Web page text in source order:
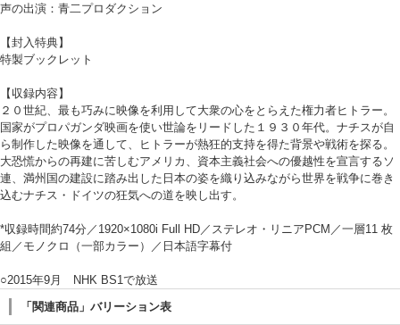
声の出演：青二プロダクション
【封入特典】
特製ブックレット
【収録内容】
２０世紀、最も巧みに映像を利用して大衆の心をとらえた権力者ヒトラー。
国家がプロパガンダ映画を使い世論をリードした１９３０年代。ナチスが自
ら制作した映像を通して、ヒトラーが熱狂的支持を得た背景や戦術を探る。
大恐慌からの再建に苦しむアメリカ、資本主義社会への優越性を宣言するソ
連、満州国の建設に踏み出した日本の姿を織り込みながら世界を戦争に巻き
込むナチス・ドイツの狂気への道を映し出す。
*収録時間約74分／1920×1080i Full HD／ステレオ・リニアPCM／一層11 枚
組／モノクロ（一部カラー）／日本語字幕付
○2015年9月 NHK BS1で放送
「関連商品」バリーション表